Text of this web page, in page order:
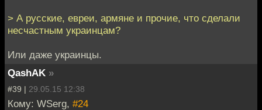
> А русские, евреи, армяне и прочие, что сделали
несчастным украинцам?
Или даже украинцы.
QashAK »
#39 | 29.05.15 12:38
Кому: WSerg, #24